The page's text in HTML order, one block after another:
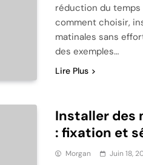
réduction du temps
comment choisir,
matinales sans
des exemples…
Lire Plus
Installer des
: fixation et
Morgan Juin 18,